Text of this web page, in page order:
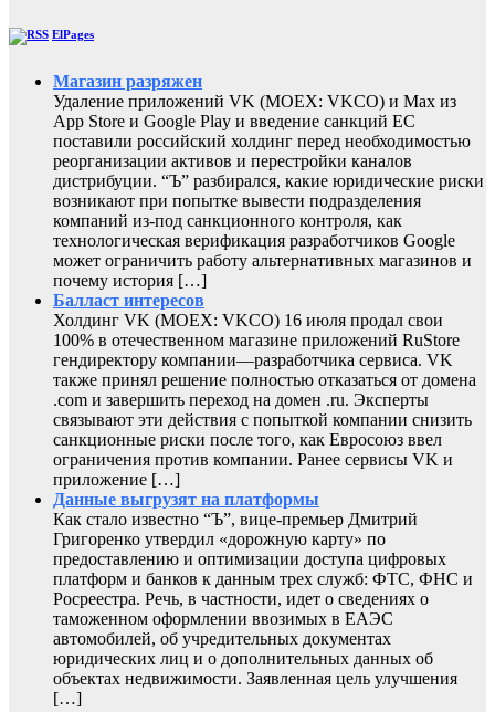
ElPages
Магазин разряжен
Удаление приложений VK (MOEX: VKCO) и Max из
App Store и Google Play и введение санкций ЕС
поставили российский холдинг перед необходимостью
реорганизации активов и перестройки каналов
дистрибуции. “Ъ” разбирался, какие юридические риски
возникают при попытке вывести подразделения
компаний из-под санкционного контроля, как
технологическая верификация разработчиков Google
может ограничить работу альтернативных магазинов и
почему история […]
Балласт интересов
Холдинг VK (MOEX: VKCO) 16 июля продал свои
100% в отечественном магазине приложений RuStore
гендиректору компании—разработчика сервиса. VK
также принял решение полностью отказаться от домена
.com и завершить переход на домен .ru. Эксперты
связывают эти действия с попыткой компании снизить
санкционные риски после того, как Евросоюз ввел
ограничения против компании. Ранее сервисы VK и
приложение […]
Данные выгрузят на платформы
Как стало известно “Ъ”, вице-премьер Дмитрий
Григоренко утвердил «дорожную карту» по
предоставлению и оптимизации доступа цифровых
платформ и банков к данным трех служб: ФТС, ФНС и
Росреестра. Речь, в частности, идет о сведениях о
таможенном оформлении ввозимых в ЕАЭС
автомобилей, об учредительных документах
юридических лиц и о дополнительных данных об
объектах недвижимости. Заявленная цель улучшения
[…]